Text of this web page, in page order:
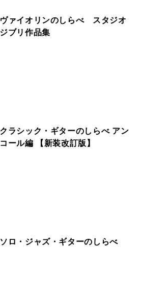
ヴァイオリンのしらべ スタジオ
ジブリ作品集
クラシック・ギターのしらべ アン
コール編 【新装改訂版】
ソロ・ジャズ・ギターのしらべ